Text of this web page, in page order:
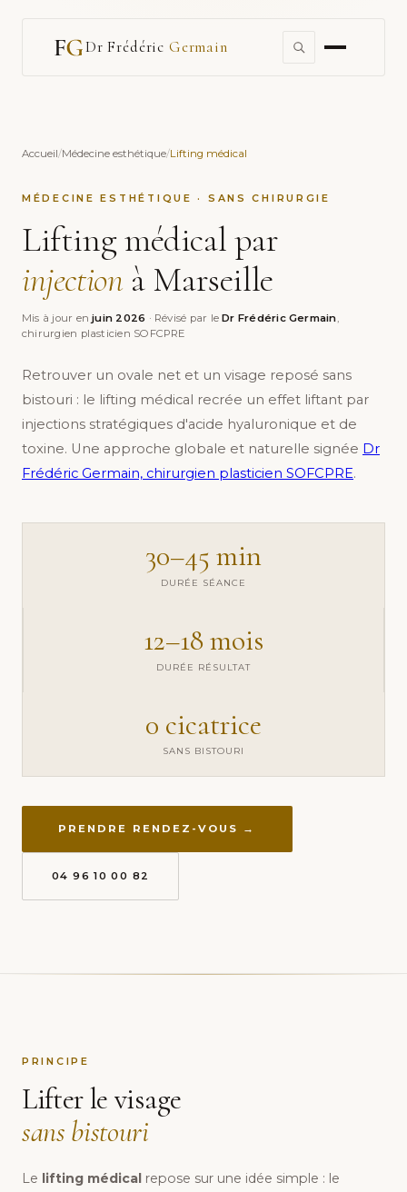
Dr Frédéric Germain
Accueil/Médecine esthétique/Lifting médical
MÉDECINE ESTHÉTIQUE · SANS CHIRURGIE
Lifting médical par
injection à Marseille
Mis à jour enjuin 2026 · Révisé par leDr Frédéric Germain,
chirurgien plasticien SOFCPRE
Retrouver un ovale net et un visage reposé sans
bistouri : le lifting médical recrée un effet liftant par
injections stratégiques d'acide hyaluronique et de
toxine. Une approche globale et naturelle signée Dr
Frédéric Germain, chirurgien plasticien SOFCPRE.
30–45 min
DURÉE SÉANCE
12–18 mois
DURÉE RÉSULTAT
0 cicatrice
SANS BISTOURI
PRENDRE RENDEZ-VOUS →
04 96 10 00 82
PRINCIPE
Lifter le visage
sans bistouri
Le lifting médical repose sur une idée simple : le